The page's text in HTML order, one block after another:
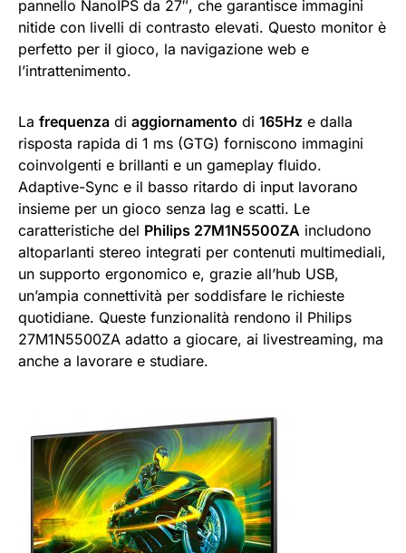
pannello NanoIPS da 27″, che garantisce immagini
nitide con livelli di contrasto elevati. Questo monitor è
perfetto per il gioco, la navigazione web e
l’intrattenimento.
La frequenza di aggiornamento di 165Hz e dalla
risposta rapida di 1 ms (GTG) forniscono immagini
coinvolgenti e brillanti e un gameplay fluido.
Adaptive-Sync e il basso ritardo di input lavorano
insieme per un gioco senza lag e scatti. Le
caratteristiche del Philips 27M1N5500ZA includono
altoparlanti stereo integrati per contenuti multimediali,
un supporto ergonomico e, grazie all’hub USB,
un’ampia connettività per soddisfare le richieste
quotidiane. Queste funzionalità rendono il Philips
27M1N5500ZA adatto a giocare, ai livestreaming, ma
anche a lavorare e studiare.